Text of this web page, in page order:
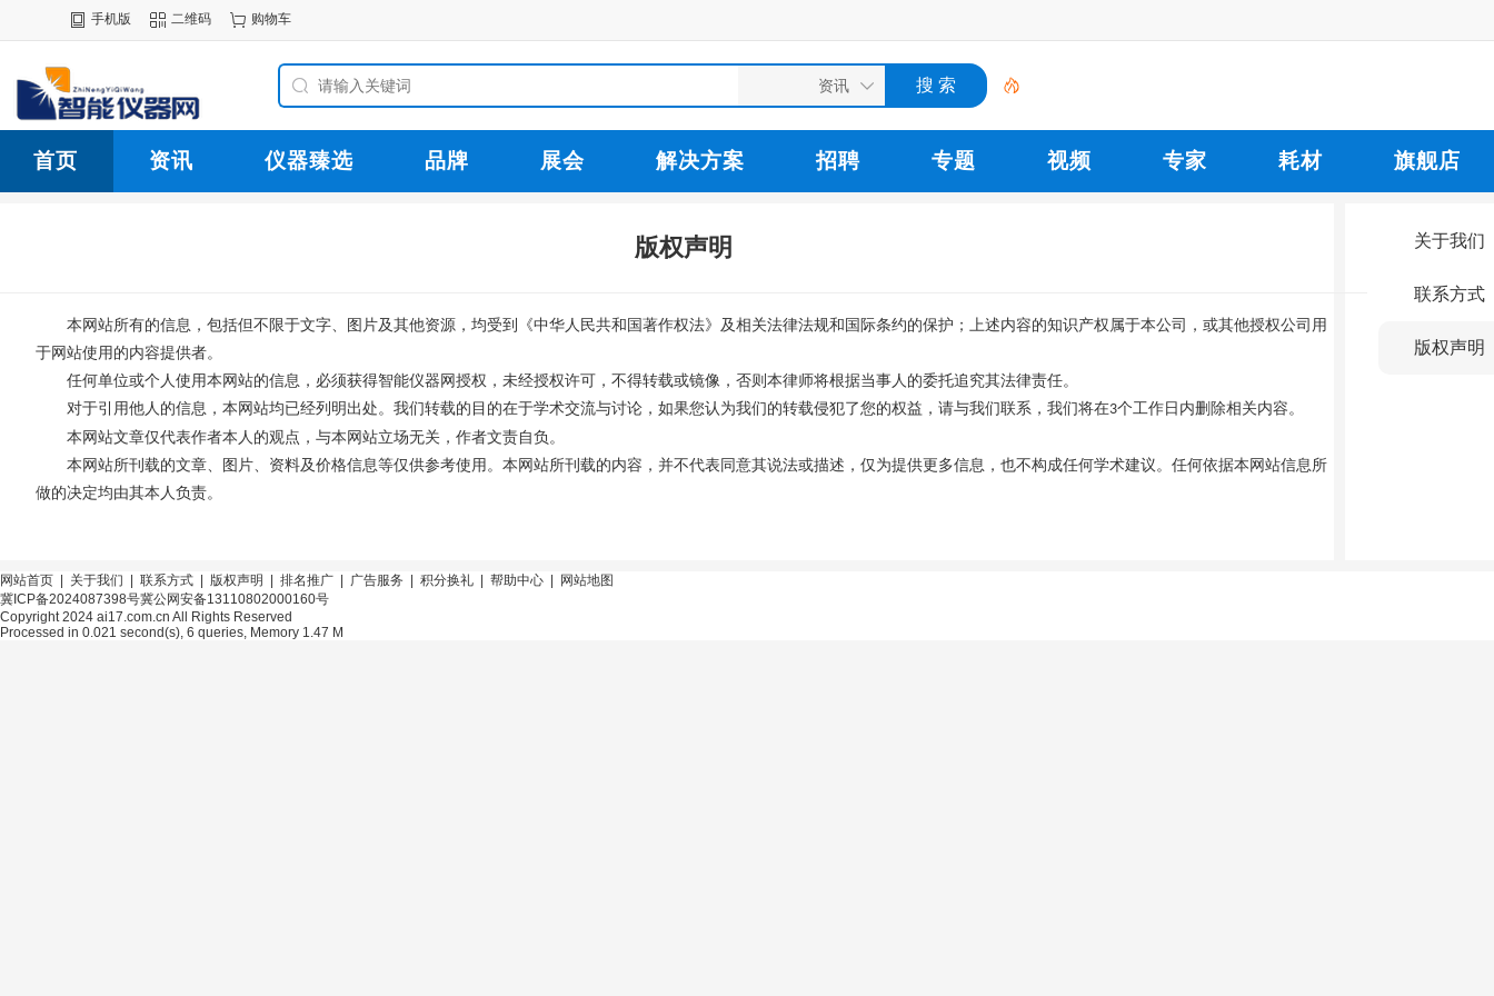
手机版 二维码 购物车
首页 资讯 仪器臻选 品牌 展会 解决方案 招聘 专题 视频 专家 耗材 旗舰店
版权声明
本网站所有的信息，包括但不限于文字、图片及其他资源，均受到《中华人民共和国著作权法》及相关法律法规和国际条约的保护；上述内容的知识产权属于本公司，或其他授权公司用
于网站使用的内容提供者。
任何单位或个人使用本网站的信息，必须获得智能仪器网 授权，未经授权许可，不得转载或镜像，否则本律师将根据当事人的委托追究其法律责任。
对于引用他人的信息，本网站均已经列明出处。我们转载的目的在于学术交流与讨论，如果您认为我们的转载侵犯了您的权益，请与我们联系，我们将在3个工作日内删除相关内容。
本网站文章仅代表作者本人的观点，与本网站立场无关，作者文责自负。
本网站所刊载的文章、图片、资料及价格信息等仅供参考使用。本网站所刊载的内容，并不代表同意其说法或描述，仅为提供更多信息，也不构成任何学术建议。任何依据本网站信息所
做的决定均由其本人负责。
关于我们
联系方式
版权声明
网站首页 关于我们 联系方式 版权声明 排名推广 广告服务 积分换礼 帮助中心
网站地图
冀ICP备2024087398号冀公网安备13110802000160号
Copyright 2024 ai17.com.cn All Rights Reserved
Processed in 0.021 second(s), 6 queries, Memory 1.47 M